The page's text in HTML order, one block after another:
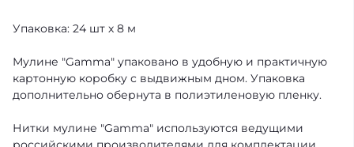
Упаковка: 24 шт х 8 м
Мулине "Gamma" упаковано в удобную и практичную
картонную коробку с выдвижным дном. Упаковка
дополнительно обернута в полиэтиленовую пленку.
Нитки мулине "Gamma" используются ведущими